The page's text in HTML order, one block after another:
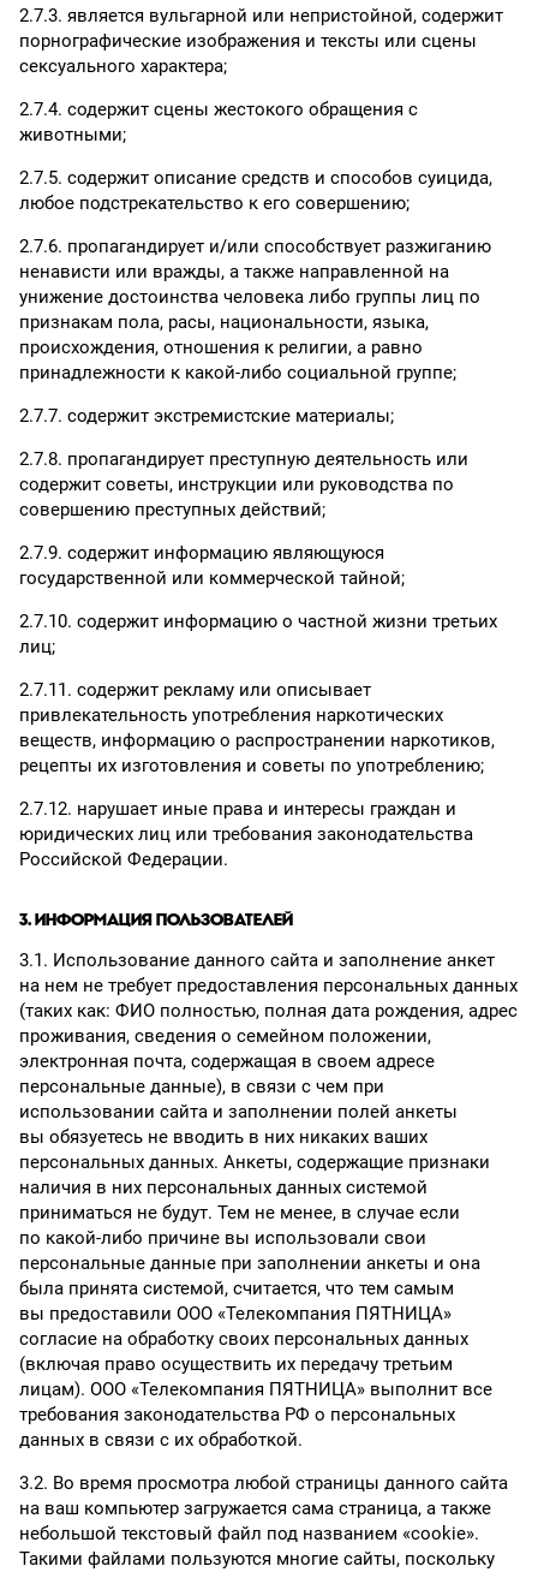
2.7.3. является вульгарной или непристойной, содержит
порнографические изображения и тексты или сцены
сексуального характера;
2.7.4. содержит сцены жестокого обращения с
животными;
2.7.5. содержит описание средств и способов суицида,
любое подстрекательство к его совершению;
2.7.6. пропагандирует и/или способствует разжиганию
ненависти или вражды, а также направленной на
унижение достоинства человека либо группы лиц по
признакам пола, расы, национальности, языка,
происхождения, отношения к религии, а равно
принадлежности к какой-либо социальной группе;
2.7.7. содержит экстремистские материалы;
2.7.8. пропагандирует преступную деятельность или
содержит советы, инструкции или руководства по
совершению преступных действий;
2.7.9. содержит информацию являющуюся
государственной или коммерческой тайной;
2.7.10. содержит информацию о частной жизни третьих
лиц;
2.7.11. содержит рекламу или описывает
привлекательность употребления наркотических
веществ, информацию о распространении наркотиков,
рецепты их изготовления и советы по употреблению;
2.7.12. нарушает иные права и интересы граждан и
юридических лиц или требования законодательства
Российской Федерации.
3. ИНФОРМАЦИЯ ПОЛЬЗОВАТЕЛЕЙ
3.1. Использование данного сайта и заполнение анкет
на нем не требует предоставления персональных данных
(таких как: ФИО полностью, полная дата рождения, адрес
проживания, сведения о семейном положении,
электронная почта, содержащая в своем адресе
персональные данные), в связи с чем при
использовании сайта и заполнении полей анкеты
вы обязуетесь не вводить в них никаких ваших
персональных данных. Анкеты, содержащие признаки
наличия в них персональных данных системой
приниматься не будут. Тем не менее, в случае если
по какой-либо причине вы использовали свои
персональные данные при заполнении анкеты и она
была принята системой, считается, что тем самым
вы предоставили ООО «Телекомпания ПЯТНИЦА»
согласие на обработку своих персональных данных
(включая право осуществить их передачу третьим
лицам). ООО «Телекомпания ПЯТНИЦА» выполнит все
требования законодательства РФ о персональных
данных в связи с их обработкой.
3.2. Во время просмотра любой страницы данного сайта
на ваш компьютер загружается сама страница, а также
небольшой текстовый файл под названием «cookie».
Такими файлами пользуются многие сайты, поскольку